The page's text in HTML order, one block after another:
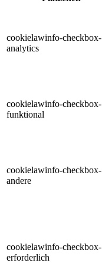
cookielawinfo-checkbox-
analytics
cookielawinfo-checkbox-
funktional
cookielawinfo-checkbox-
andere
cookielawinfo-checkbox-
erforderlich